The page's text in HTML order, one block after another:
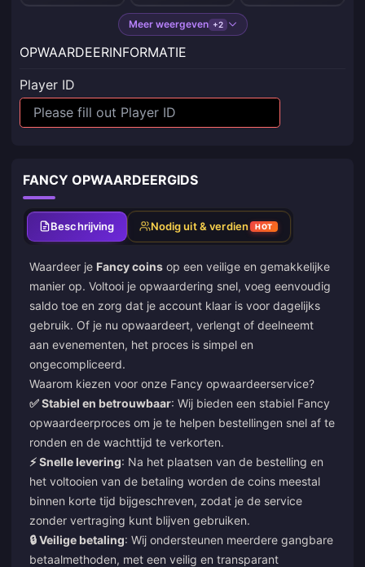
Meer weergeven +2
OPWAARDEERINFORMATIE
Player ID
FANCY OPWAARDEERGIDS
Beschrijving Nodig uit & verdien HOT
Waardeer je Fancy coins op een veilige en gemakkelijke
manier op. Voltooi je opwaardering snel, voeg eenvoudig
saldo toe en zorg dat je account klaar is voor dagelijks
gebruik. Of je nu opwaardeert, verlengt of deelneemt
aan evenementen, het proces is simpel en
ongecompliceerd.
Waarom kiezen voor onze Fancy opwaardeerservice?
✅ Stabiel en betrouwbaar: Wij bieden een stabiel Fancy
opwaardeerproces om je te helpen bestellingen snel af te
ronden en de wachttijd te verkorten.
⚡ Snelle levering: Na het plaatsen van de bestelling en
het voltooien van de betaling worden de coins meestal
binnen korte tijd bijgeschreven, zodat je de service
zonder vertraging kunt blijven gebruiken.
🔒 Veilige betaling: Wij ondersteunen meerdere gangbare
betaalmethoden, met een veilig en transparant